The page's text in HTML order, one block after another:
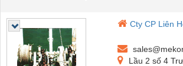
Cty CP Liên
Lầu 2 số 4